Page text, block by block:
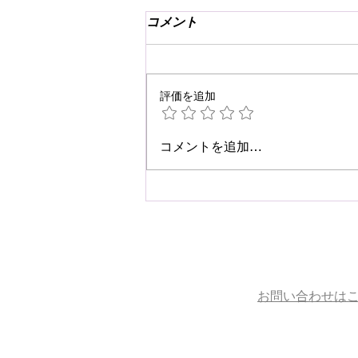
☆肩こり・腰痛予防☆
コメント
評価を追加
コメントを追加…
お問い合わせは